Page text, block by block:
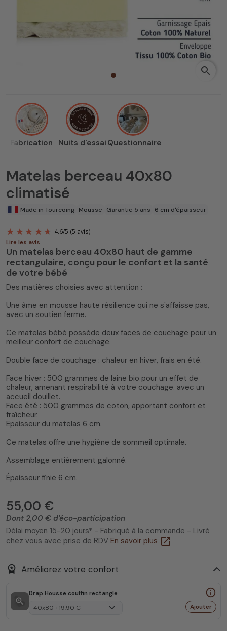
search
Fabrication Nuits d'essai Questionnaire
Matelas berceau 40x80
climatisé
4.6/5(5 avis)
Made in Tourcoing Mousse Garantie 5 ans 6 cm d'épaisseur
Lire les avis
Un matelas berceau 40x80 haut de gamme
rectangulaire, conçu pour le confort et la santé
de votre bébé
Des matières choisies avec attention :
Une âme en mousse haute résilience qui ne s'affaisse pas,
avec un soutien ferme.
Ce matelas bébé possède deux faces de couchage pour un
meilleur confort de couchage.
Double face de couchage : chaleur en hiver, frais en été.
Face hiver : 500 grammes de laine bio pour un effet de
chaleur, amenant respirabilité à votre couchage. avec un
accueil douillet.
Face été : 500 grammes de coton, apportant confort et
fraîcheur.
Epaisseur du matelas 6 cm.
Ce matelas offre une hygiène de sommeil optimale.
Assemblage entièrement galonné.
Épaisseur finie 6 cm.
55,00 €
Dont 2,00 € d'éco-participation
Délai moyen 15-20 jours* - Fabriqué à la commande - Livré
chez vous avec prise de RDV En savoir plus open_in_new
workspace_premium Améliorez votre confort
zoom_in
Drap Housse couffin rectangle info_outline
Ajouter